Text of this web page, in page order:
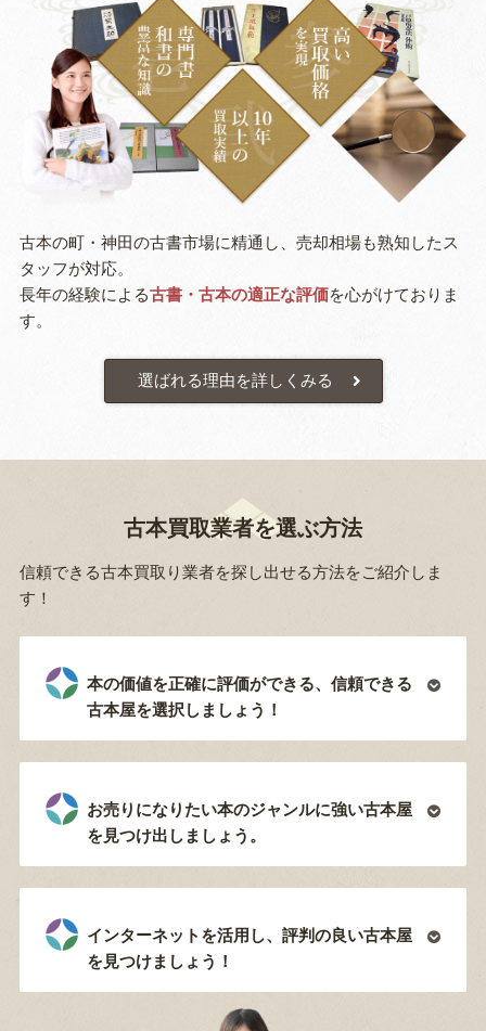
古本の町・神田の古書市場に精通し、売却相場も熟知したス
タッフが対応。
長年の経験による古書・古本の適正な評価を心がけておりま
す。
選ばれる理由を詳しくみる
古本買取業者を選ぶ方法
信頼できる古本買取り業者を探し出せる方法をご紹介しま
す！
本の価値を正確に評価ができる、信頼できる
古本屋を選択しましょう！
お売りになりたい本のジャンルに強い古本屋
を見つけ出しましょう。
インターネットを活用し、評判の良い古本屋
を見つけましょう！